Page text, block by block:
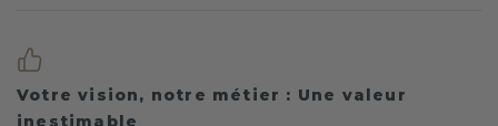
Votre vision, notre métier : Une valeur
inestimable